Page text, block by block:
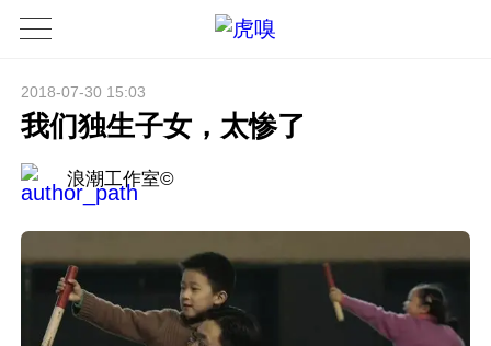
2018-07-30 15:03
我们独生子女，太惨了
浪潮工作室©